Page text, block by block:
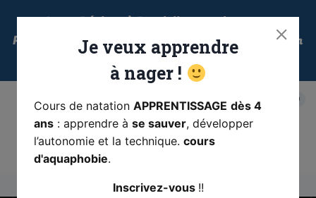
contenu
Je me Déplace à Domicile pour des cours
Particuliers Sur Marseille – La Valentine – Allauch
– Plan de Cuques – Cassis
0
Coach-Natation.fr
Je veux apprendre
à nager!
Cours de natation APPRENTISSAGE dès 4
ans : apprendre à se sauver, développer
l’autonomie et la technique. cours
d'aquaphobie.
Inscrivez-vous !!